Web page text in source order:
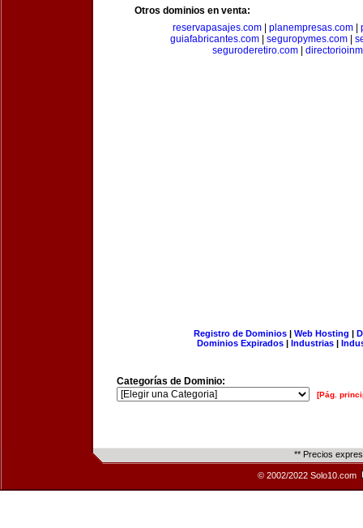
Otros dominios en venta:
reservapasajes.com
planempresas.com
guiafabricantes.com| seguropymes.com|
seguroderetiro.com|
Registro de Dominios| Web Hosting |
Dominios Expirados | Industrias |
Categorías de Dominio:
[Pág.
** Precios
© 2002/2022 Solo10.com